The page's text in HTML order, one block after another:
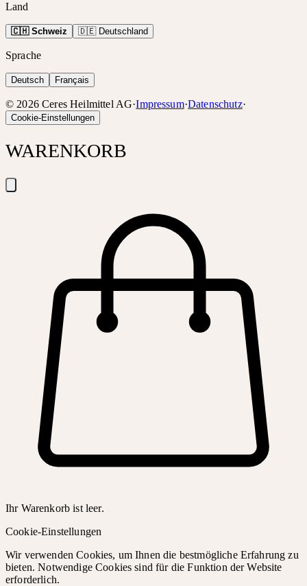
Land
🇨🇭 Schweiz 🇩🇪 Deutschland
Sprache
Deutsch Français
© 2026 Ceres Heilmittel AG·Impressum·Datenschutz·
Cookie-Einstellungen
WARENKORB
Ihr Warenkorb ist leer.
Cookie-Einstellungen
Wir verwenden Cookies, um Ihnen die bestmögliche Erfahrung zu
bieten. Notwendige Cookies sind für die Funktion der Website
erforderlich.